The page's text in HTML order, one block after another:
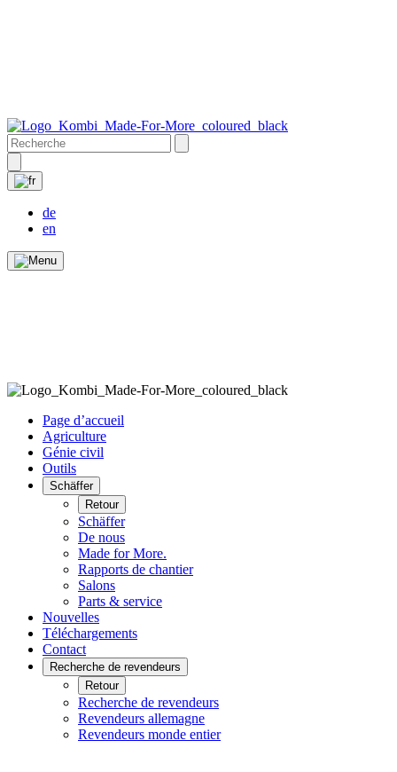
de
en
Page d’accueil
Agriculture
Génie civil
Outils
Schäffer
Retour
Schäffer
De nous
Made for More.
Rapports de chantier
Salons
Parts & service
Nouvelles
Téléchargements
Contact
Recherche de revendeurs
Retour
Recherche de revendeurs
Revendeurs allemagne
Revendeurs monde entier